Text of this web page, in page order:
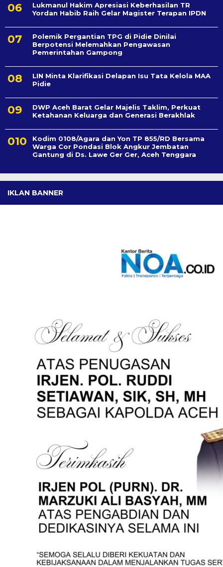
Lukmanul Hakim Apresiasi Keberhasilan TR
Yordan Habib Raih Gelar Magister Terapan IPDN
Polemik Pergantian TPG di Pidie Dinilai
Berpotensi Melemahkan Pengawasan
Pemerintahan Gampong
LIN Minta Klarifikasi Delapan Isu Tata Kelola MAA
Pidie
DWP Aceh Barat Gelar Majelis Taklim, Perkuat
Ketahanan Keluarga dan Generasi Berakhlak
Kodim 0108/Agara dan Yon TP 855/RD Bersama
Warga Cor Pondasi Blok Angkur Jembatan
Gantung di Ds. Lawe Ger Ger, Aceh Tenggara
IKLAN BANNER